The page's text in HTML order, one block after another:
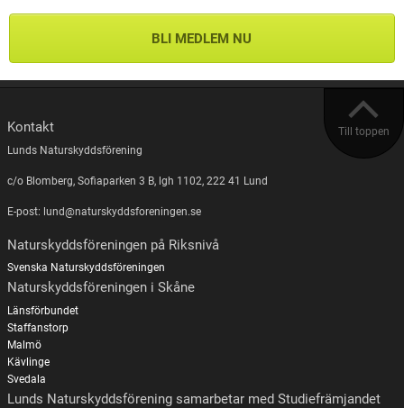
BLI MEDLEM NU
Till toppen
Kontakt
Lunds Naturskyddsförening
c/o Blomberg, Sofiaparken 3 B, lgh 1102, 222 41 Lund
E-post: lund@naturskyddsforeningen.se
Naturskyddsföreningen på Riksnivå
Svenska Naturskyddsföreningen
Naturskyddsföreningen i Skåne
Länsförbundet
Staffanstorp
Malmö
Kävlinge
Svedala
Lunds Naturskyddsförening samarbetar med Studiefrämjandet